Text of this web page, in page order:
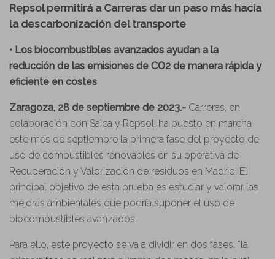
Repsol permitirá a Carreras dar un paso más hacia
la descarbonización del transporte
• Los biocombustibles avanzados ayudan a la
reducción de las emisiones de CO2 de manera rápida y
eficiente en costes
Zaragoza, 28 de septiembre de 2023.- Carreras, en
colaboración con Saica y Repsol, ha puesto en marcha
este mes de septiembre la primera fase del proyecto de
uso de combustibles renovables en su operativa de
Recuperación y Valorización de residuos en Madrid. El
principal objetivo de esta prueba es estudiar y valorar las
mejoras ambientales que podría suponer el uso de
biocombustibles avanzados.
Para ello, este proyecto se va a dividir en dos fases: “la